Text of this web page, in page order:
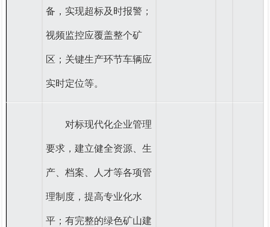
备，实现超标及时报警；
视频监控应覆盖整个矿
区；关键生产环节车辆应
实时定位等。
对标现代化企业管理
要求，建立健全资源、生
产、档案、人才等各项管
理制度，提高专业化水
平；有完整的绿色矿山建